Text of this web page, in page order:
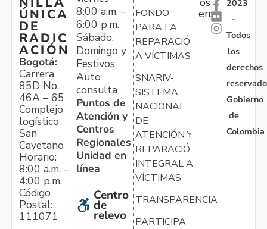
ÚNICA
DE
RADIC
ACIÓN
Bogotá:
Carrera
85D No.
46A – 65
Complejo
logístico
San
Cayetano
Horario:
8:00 a.m. –
4:00 p.m.
Código
Postal:
111071
8:00 a.m. –
6:00 p.m.
Sábado,
Domingo y
Festivos
Auto
consulta
Puntos de
Atención y
Centros
Regionales
Unidad en
línea
Centro
de
relevo
FONDO
PARA LA
REPARACIÓN
A VÍCTIMAS
SNARIV-
SISTEMA
NACIONAL
DE
ATENCIÓN Y
REPARACIÓN
INTEGRAL A
VÍCTIMAS
TRANSPARENCIA
PARTICIPA
en:
2023
-
Todos
los
derechos
Gobierno
de
Colombia